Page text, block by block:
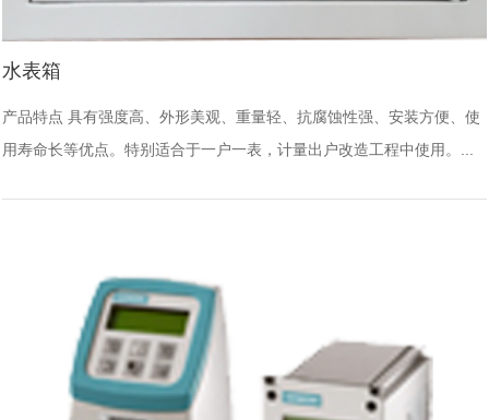
水表箱
产品特点 具有强度高、外形美观、重量轻、抗腐蚀性强、安装方便、使
用寿命长等优点。特别适合于一户一表，计量出户改造工程中使用。...